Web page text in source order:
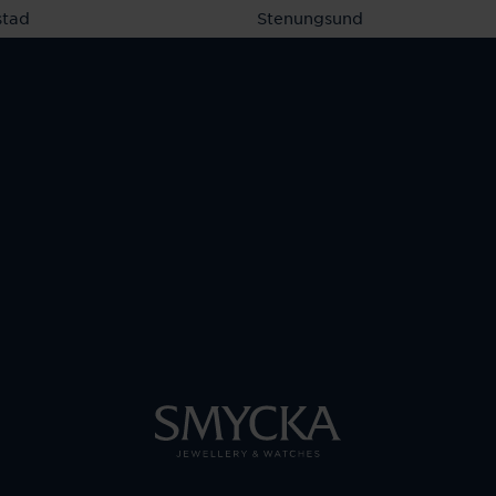
Stenungsund